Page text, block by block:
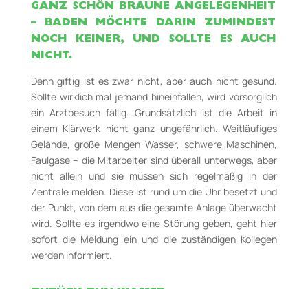
GANZ SCHÖN BRAUNE ANGELEGENHEIT
– BADEN MÖCHTE DARIN ZUMINDEST
NOCH KEINER, UND SOLLTE ES AUCH
NICHT.
Denn giftig ist es zwar nicht, aber auch nicht gesund.
Sollte wirklich mal jemand hineinfallen, wird vorsorglich
ein Arztbesuch fällig. Grundsätzlich ist die Arbeit in
einem Klärwerk nicht ganz ungefährlich. Weitläufiges
Gelände, große Mengen Wasser, schwere Maschinen,
Faulgase – die Mitarbeiter sind überall unterwegs, aber
nicht allein und sie müssen sich regelmäßig in der
Zentrale melden. Diese ist rund um die Uhr besetzt und
der Punkt, von dem aus die gesamte Anlage überwacht
wird. Sollte es irgendwo eine Störung geben, geht hier
sofort die Meldung ein und die zuständigen Kollegen
werden informiert.